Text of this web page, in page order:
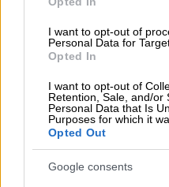
I want to opt-out of
Personal Data for
Opted In
I want to opt-out of
Retention, Sale, and/or
Personal Data that Is
Purposes for which it
Opted Out
Google consents
Twitter).
your votes and
proud to be your
Congress.
Delaware has